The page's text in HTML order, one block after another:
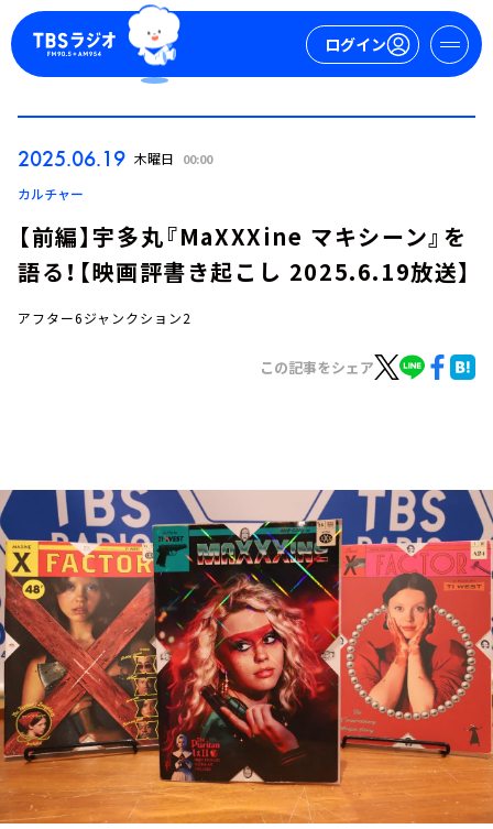
ログイン
お知らせ
イベント・グッズ
YouTube
会社情報
2025.06.19 木曜日 00:00
カルチャー
【前編】宇多丸『MaXXXine マキシーン』を
語る！【映画評書き起こし 2025.6.19放送】
アフター6ジャンクション2
この記事をシェア